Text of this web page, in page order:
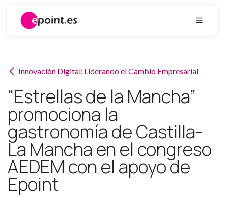
Innovación Digital: Liderando el Cambio Empresarial
“Estrellas de la Mancha”
promociona la
gastronomía de Castilla-
La Mancha en el congreso
AEDEM con el apoyo de
Epoint